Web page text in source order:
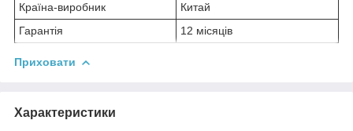
Країна-виробник
Китай
Гарантія
12 місяців
Приховати
Характеристики